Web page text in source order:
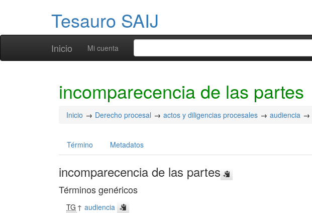
Tesauro SAIJ
Inicio Mi cuenta
incomparecencia de las partes
Inicio Derecho procesal actos y diligencias procesales audiencia
Término Metadatos
incomparecencia de las partes
Términos genéricos
TG ↑audiencia